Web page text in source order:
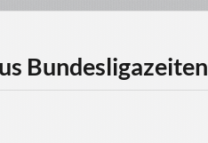
Bundesligazeiten